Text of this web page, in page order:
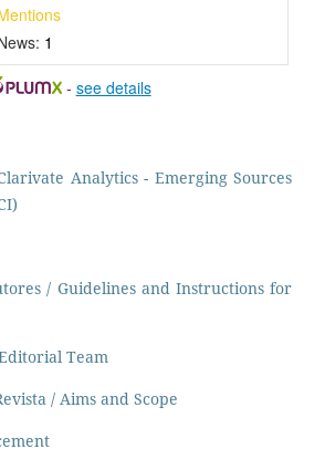
1
- see details
Analytics - Emerging Sources
/ Guidelines and Instructions for
Team
/ Aims and Scope